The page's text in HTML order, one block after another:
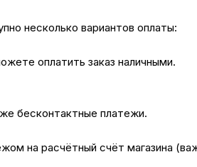
несколько вариантов оплаты:
оплатить заказ наличными.
бесконтактные платежи.
на расчётный счёт магазина